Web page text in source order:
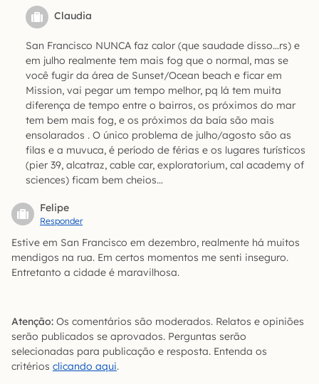
Claudia
San Francisco NUNCA faz calor (que saudade disso…rs) e
em julho realmente tem mais fog que o normal, mas se
você fugir da área de Sunset/Ocean beach e ficar em
Mission, vai pegar um tempo melhor, pq lá tem muita
diferença de tempo entre o bairros, os próximos do mar
tem bem mais fog, e os próximos da baía são mais
ensolarados . O único problema de julho/agosto são as
filas e a muvuca, é período de férias e os lugares turísticos
(pier 39, alcatraz, cable car, exploratorium, cal academy of
sciences) ficam bem cheios…
Felipe
Responder
Estive em San Francisco em dezembro, realmente há muitos
mendigos na rua. Em certos momentos me senti inseguro.
Entretanto a cidade é maravilhosa.
Atenção: Os comentários são moderados. Relatos e opiniões
serão publicados se aprovados. Perguntas serão
selecionadas para publicação e resposta. Entenda os
critérios clicando aqui.